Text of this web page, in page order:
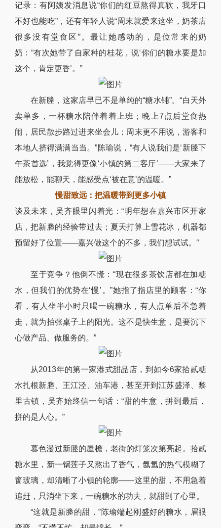
记录：有阿姨发消息说“你们的红豆熬得真软，我牙口
不好也能吃”，还有年轻人说“周末就爱来这坐，奶茶店
很多没有堂食区”。最让她感动的，是位常来的奶
奶：“有次她带了自家种的桂花，说‘你们的糖水要是加
这个，肯定更香’。”
在新塍，这家店早已不是单纯的“糖水铺”。“白天外
卖单多，一杯糖水陪伴着着上班；晚上7点后堂食热
闹，居民散步路过进来坐会儿；周末更不用说，游客和
本地人挤得满满当当。”陈瑜说，“有人说我们是‘新塍下
午茶首选’，我觉得更像‘小镇的第二客厅’——大家来了
能放松，能聊天，能感受点‘被在意’的温暖。”
慢甜致远：把温暖带到更多小镇
谈及未来，吴齐眼里闪着光：“明年想在嘉兴市区开家
店，把新塍的经验带过去；夏天打算上雪花冰，机器都
预留好了位置——嘉兴做这个的不多，我们想试试。”
至于竞争？他倒不慌：“现在很多茶饮店都在加糖
水，但我们的优势在‘慢’。”她指了指店里的顾客：“你
看，有人坐半小时只喝一碗糖水，有人点单后不急着
走，就为拍张桌子上的阳光。这不是快生意，是要沉下
心做产品、做服务的。”
从2013年的第一家港式甜品店，到如今6家拾贰糖
水扎根新塍、王江泾、油车港，甚至开到江苏盛泽、黎
里古镇，吴齐始终信一句话：“甜的生意，拼到最后，
拼的是人心。”
暮色漫过新塍的屋檐，老街的灯笼次第亮起。拾贰
糖水里，新一锅莲子又熬出了香气，氤氲的热气模糊了
窗玻璃，却清晰了小镇的轮廓——这里的甜，不用急着
追赶，只消坐下来，一碗糖水的功夫，就甜到了心里。
“这就是新塍的甜，”陈瑜端起刚盛好的糖水，眉眼